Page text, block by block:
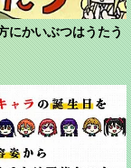
にかいぶつはうたう